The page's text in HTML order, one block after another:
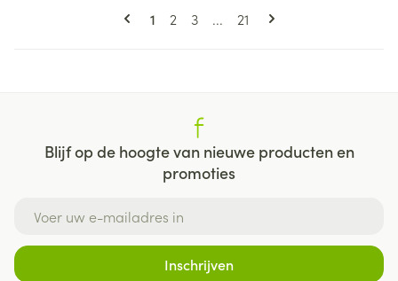
Pagina's
U lees momenteel pagina
1 Pagina
2 Pagina
3 ... Pagina
21
Blijf op de hoogte van nieuwe producten en
promoties
Inschrijven